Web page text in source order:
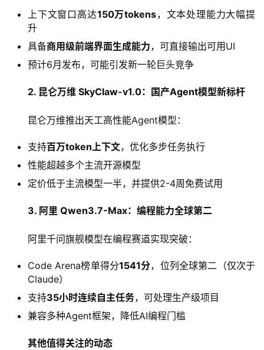
A
日
上下文窗口高达150万tokens，文本处理能力大幅提
升
具备商用级前端界面生成能力，可直接输出可用UI
预计6月发布，可能引发新一轮巨头竞争
2. 昆仑万维 SkyClaw-v1.0：国产Agent模型新标杆
昆仑万维推出天工高性能Agent模型：
支持百万token上下文，优化多步任务执行
性能超越多个主流开源模型
定价低于主流模型一半，并提供2-4周免费试用
3. 阿里 Qwen3.7-Max：编程能力全球第二
阿里千问旗舰模型在编程赛道实现突破：
Code Arena榜单得分1541分，位列全球第二（仅次于
Claude）
支持35小时连续自主任务，可处理生产级项目
兼容多种Agent框架，降低AI编程门槛
其他值得关注的动态